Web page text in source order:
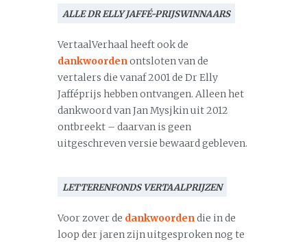
ALLE DR ELLY JAFFÉ-PRIJSWINNAARS
VertaalVerhaal heeft ook de
dankwoordenontsloten van de
vertalers die vanaf 2001 de Dr Elly
Jafféprijs hebben ontvangen. Alleen het
dankwoord van Jan Mysjkin uit 2012
ontbreekt – daarvan is geen
uitgeschreven versie bewaard gebleven.
LETTERENFONDS VERTAALPRIJZEN
Voor zover de dankwoordendie in de
loop der jaren zijn uitgesproken nog te